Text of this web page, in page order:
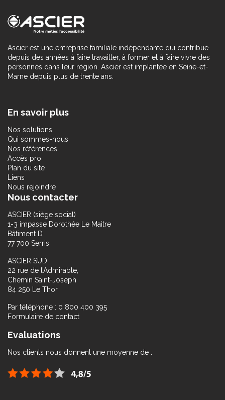
Ascier est une entreprise familiale indépendante qui contribue
depuis des années à faire travailler, à former et à faire vivre des
personnes dans leur région. Ascier est implantée en Seine-et-
Marne depuis plus de trente ans.
En savoir plus
Nos solutions
Qui sommes-nous
Nos références
Accès pro
Plan du site
Liens
Nous rejoindre
Nous contacter
ASCIER (siège social)
1-3 impasse Dorothée Le Maitre
Bâtiment D
77 700 Serris
ASCIER SUD
22 rue de l’Admirable,
Chemin Saint-Joseph
84 250 Le Thor
Par téléphone : 0 800 400 395
Formulaire de contact
Evaluations
Nos clients nous donnent une moyenne de :